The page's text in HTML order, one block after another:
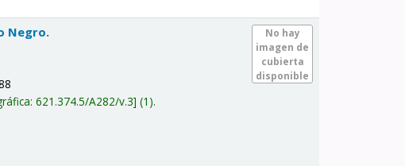
No hay
imagen de
cubierta
disponible
Negro.
621.374.5/A282/v.3 (1).